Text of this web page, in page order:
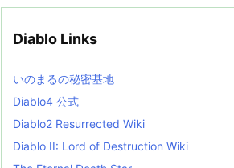
e
i
s
t
Diablo Links
いのまるの秘密基地
Diablo4 公式
Diablo2 Resurrected Wiki
Diablo II: Lord of Destruction Wiki